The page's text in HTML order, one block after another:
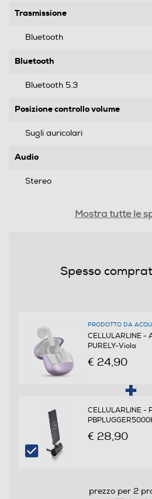
Trasmissione
Bluetooth
Bluetooth
Bluetooth 5.3
Posizione controllo volume
Sugli auricolari
Audio
Stereo
Integrata
Lunghezza del cavo-cm
USB tipo-C
Alimentazione
Mostra tutte le
Spesso
PRODOTTO DA
CELLULARLINE -
PURELY-Viola
€ 24,90
CELLULARLINE -
€ 28,90
prezzo per 2